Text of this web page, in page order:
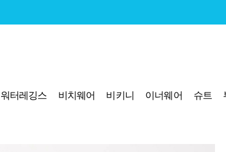
워터레깅스 비치웨어 비키니 이너웨어 슈트